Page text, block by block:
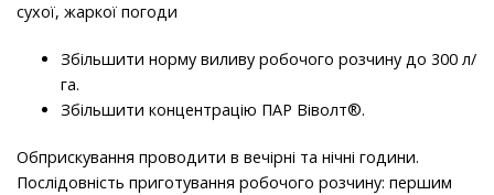
сухої, жаркої погоди
Збільшити норму виливу робочого розчину до 300 л/
га.
Збільшити концентрацію ПАР Віволт®.
Обприскування проводити в вечірні та нічні години.
Послідовність приготування робочого розчину: першим